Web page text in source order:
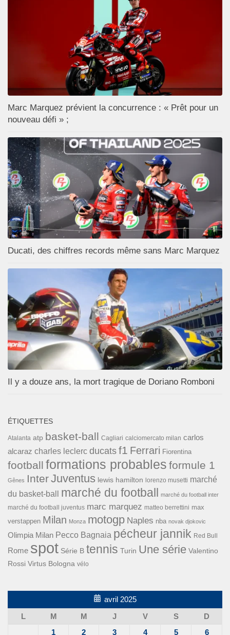
Marc Marquez prévient la concurrence : « Prêt pour un
nouveau défi » ;
Ducati, des chiffres records même sans Marc Marquez
Il y a douze ans, la mort tragique de Doriano Romboni
ÉTIQUETTES
Atalanta atp basket-ball Cagliari calciomercato milan carlos
alcaraz charles leclerc ducats f1 Ferrari Fiorentina
football formations probables formule 1
Gênes InterJuventus lewis hamilton lorenzo musetti marché
du basket-ball
marché du football marché du football inter
marché du football juventus marc marquez matteo berrettini max
verstappen Milan Monza motogp Naples nba novak djokovic
Olimpia Milan Pecco Bagnaia pécheur jannik Red Bull
Rome spot Série B tennis Turin Une série Valentino
Rossi Virtus Bologna vélo
avril 2025
L
M M J V S
D
1
2 3 4 5 6